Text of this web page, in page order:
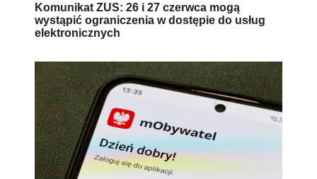
Komunikat ZUS: 26 i 27 czerwca mogą
wystąpić ograniczenia w dostępie do usług
elektronicznych